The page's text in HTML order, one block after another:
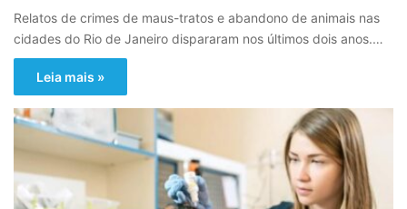
Relatos de crimes de maus-tratos e abandono de animais nas
cidades do Rio de Janeiro dispararam nos últimos dois anos.…
Leia mais »